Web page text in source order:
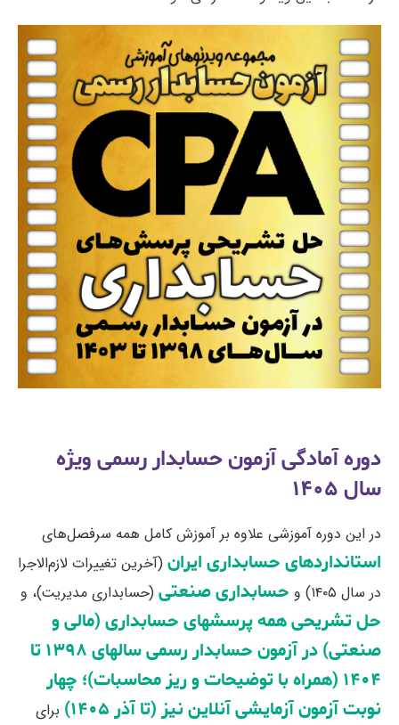
دوره آمادگی آزمون حسابدار رسمی ویژه
سال ۱۴۰۵
در این دوره آموزشی علاوه بر آموزش کامل همه سرفصل‌های
استانداردهای حسابداری‌ ایران(آخرین تغییرات لازم‌الاجرا
در سال ۱۴۰۵) و
حسابداری صنعتی(حسابداری مدیریت)، و
حل تشریحی همه پرسشهای حسابداری (مالی و
صنعتی) در آزمون حسابدار رسمی سالهای ۱۳۹۸ تا
۱۴۰۴ (همراه با توضیحات و ریز محاسبات)؛ چهار
نوبت آزمون آزمایشی آنلاین نیز (تا آذر ۱۴۰۵)
برای